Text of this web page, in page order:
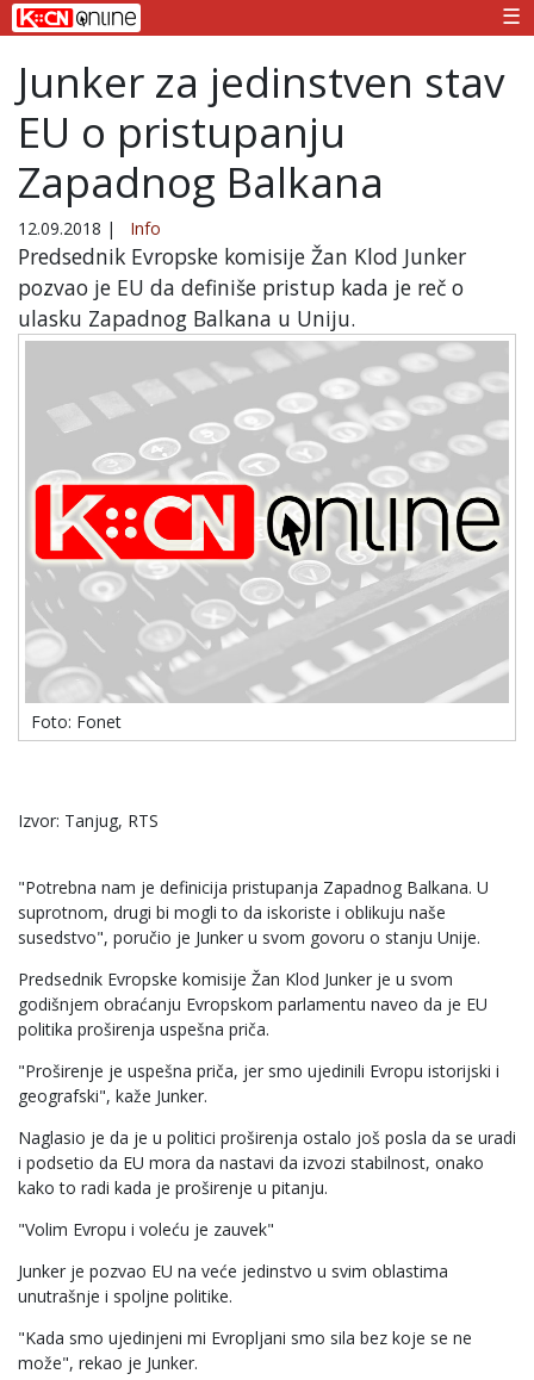
☰
Junker za jedinstven stav
EU o pristupanju
Zapadnog Balkana
12.09.2018 | Info
Predsednik Evropske komisije Žan Klod Junker
pozvao je EU da definiše pristup kada je reč o
ulasku Zapadnog Balkana u Uniju.
Foto: Fonet
Izvor: Tanjug, RTS
"Potrebna nam je definicija pristupanja Zapadnog Balkana. U
suprotnom, drugi bi mogli to da iskoriste i oblikuju naše
susedstvo", poručio je Junker u svom govoru o stanju Unije.
Predsednik Evropske komisije Žan Klod Junker je u svom
godišnjem obraćanju Evropskom parlamentu naveo da je EU
politika proširenja uspešna priča.
"Proširenje je uspešna priča, jer smo ujedinili Evropu istorijski i
geografski", kaže Junker.
Naglasio je da je u politici proširenja ostalo još posla da se uradi
i podsetio da EU mora da nastavi da izvozi stabilnost, onako
kako to radi kada je proširenje u pitanju.
"Volim Evropu i voleću je zauvek"
Junker je pozvao EU na veće jedinstvo u svim oblastima
unutrašnje i spoljne politike.
"Kada smo ujedinjeni mi Evropljani smo sila bez koje se ne
može", rekao je Junker.